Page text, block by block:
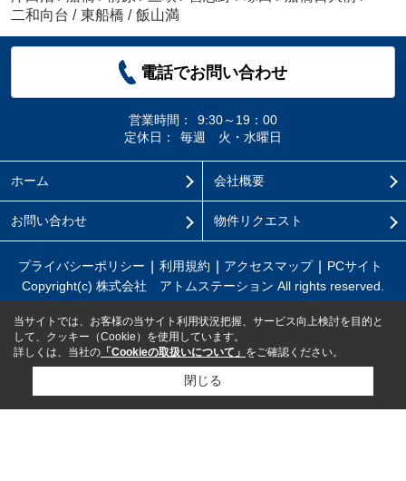
二和向台 / 東船橋 / 飯山満
電話でお問い合わせ
営業時間：
9:30～19：00
定休日：
毎週 火・水曜日
ホーム 会社概要
お問い合わせ 物件リクエスト
プライバシーポリシー 利用規約 アクセスマップ
PCサイト
Copyright(c) 株式会社 アトムステーション All rights reserved.
当サイトでは、お客様の当サイト利用状況把握、サービス向上検討を目的と
して、クッキー（Cookie）を使用しています。
詳しくは、当社の 「Cookieの取扱いについて」 をご確認ください。
閉じる